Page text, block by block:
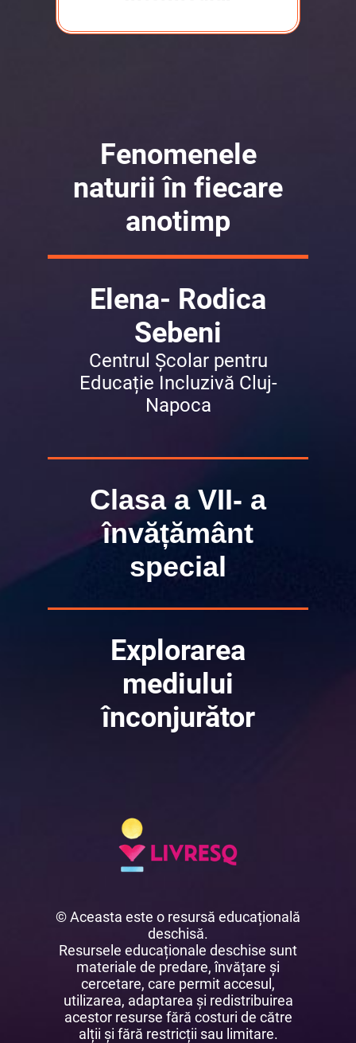
Fenomenele
naturii în fiecare
anotimp
Elena- Rodica
Sebeni
Centrul Școlar pentru
Educație Incluzivă Cluj-
Napoca
Clasa a VII- a
învățământ
special
Explorarea
mediului
înconjurător
© Aceasta este o resursă educațională
deschisă.
Resursele educaționale deschise sunt
materiale de predare, învățare și
cercetare, care permit accesul,
utilizarea, adaptarea și redistribuirea
acestor resurse fără costuri de către
alții și fără restricții sau limitare.